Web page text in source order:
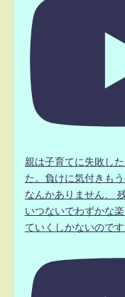
親は子育てに失敗し
た。負けに気付きも
なんかありません、
いつないでわずかな
ていくしかないのです